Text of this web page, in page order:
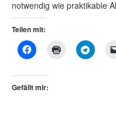
notwendig wie praktikable
Teilen mit:
Gefällt mir: